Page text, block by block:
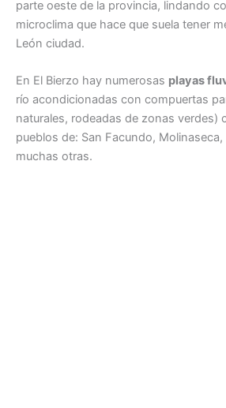
parte oeste de la provincia, lindando
microclima que hace que suela tener
León ciudad.
En El Bierzo hay numerosas playas
río acondicionadas con compuertas
naturales, rodeadas de zonas verdes)
pueblos de: San Facundo,
muchas otras.